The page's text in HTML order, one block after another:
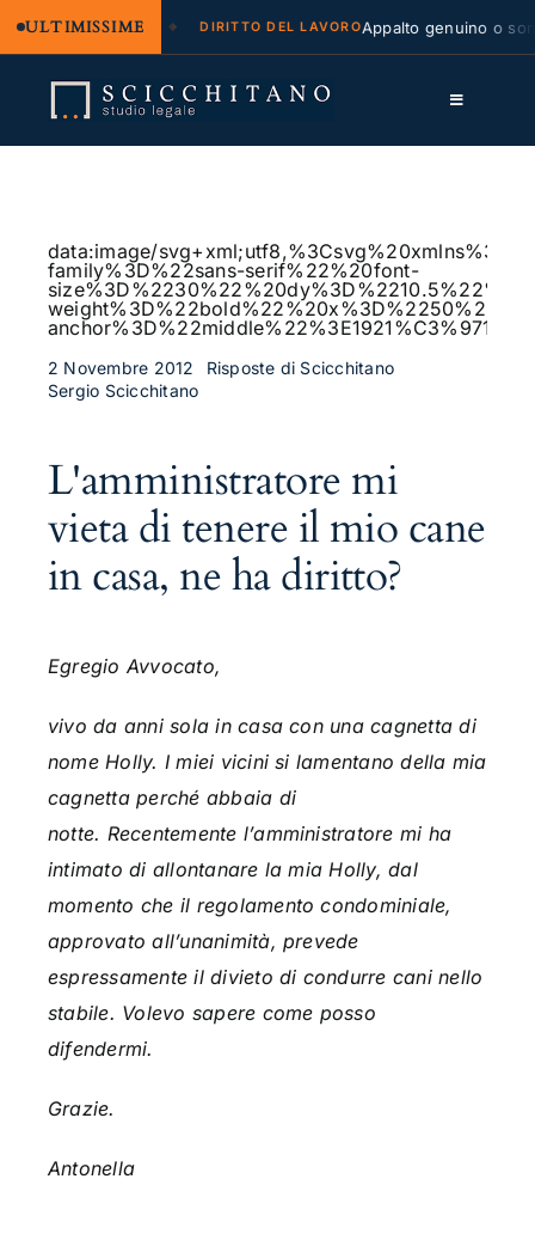
ULTIMISSIME
e regresso DIRITTO DEL LAVOROAppalto genuino o
contenuto
Toggle
Servizi
Approfondimenti
Contatti
data:image/
family%3D%22sans-serif%22%20font-
2 Novembre 2012
Risposte di Scicchitano
Sergio Scicchitano
L'amministratore mi
vieta di tenere il mio cane
in casa, ne ha diritto?
Egregio Avvocato,
vivo da anni sola in casa con una cagnetta di
nome Holly. I miei vicini si lamentano della mia
cagnetta perché abbaia di
notte. Recentemente l’amministratore mi ha
intimato di allontanare la mia Holly, dal
momento che il regolamento condominiale,
approvato all’unanimità, prevede
espressamente il divieto di condurre cani nello
stabile. Volevo sapere come posso
difendermi.
Grazie.
Antonella